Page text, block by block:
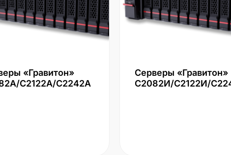
«Гравитон»
С2122А/С2242А
Серверы «Гравитон»
С2082И/С2122И/